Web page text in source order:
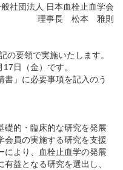
English
社団法人 日本血栓止血学会
理事長 松本 雅則
の要領で実施いたします。
（金）です。
に必要事項を記入のう
礎的・臨床的な研究を発展
会員の実施する研究を支援
により、血栓止血学の発展
益となる研究を選出し、